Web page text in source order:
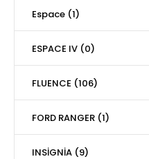
Espace (1)
ESPACE IV (0)
FLUENCE (106)
FORD RANGER (1)
INSİGNİA (9)